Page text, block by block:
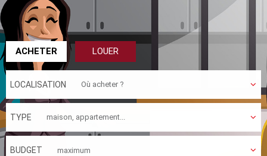
ACHETER LOUER
LOCALISATION
TYPE
BUDGET